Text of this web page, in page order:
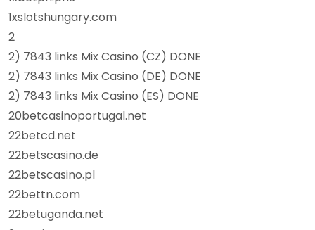
1xslotshungary.com
2
2) 7843 links Mix Casino (CZ) DONE
2) 7843 links Mix Casino (DE) DONE
2) 7843 links Mix Casino (ES) DONE
20betcasinoportugal.net
22betcd.net
22betscasino.de
22betscasino.pl
22bettn.com
22betuganda.net